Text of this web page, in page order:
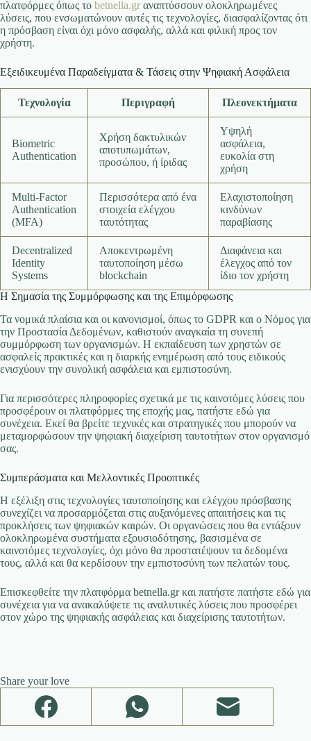
πλατφόρμες όπως το betnella.gr αναπτύσσουν ολοκληρωμένες
λύσεις, που ενσωματώνουν αυτές τις τεχνολογίες, διασφαλίζοντας ότι
η πρόσβαση είναι όχι μόνο ασφαλής, αλλά και φιλική προς τον
χρήστη.
Εξειδικευμένα Παραδείγματα & Τάσεις στην Ψηφιακή Ασφάλεια
Τεχνολογία Περιγραφή Πλεονεκτήματα
Biometric
Authentication
Χρήση δακτυλικών
αποτυπωμάτων,
προσώπου, ή ίριδας
Υψηλή
ασφάλεια,
ευκολία στη
χρήση
Multi-Factor
Authentication
(MFA)
Περισσότερα από ένα
στοιχεία ελέγχου
ταυτότητας
Ελαχιστοποίηση
κινδύνων
παραβίασης
Decentralized
Identity
Systems
Αποκεντρωμένη
ταυτοποίηση μέσω
blockchain
Διαφάνεια και
έλεγχος από τον
ίδιο τον χρήστη
Η Σημασία της Συμμόρφωσης και της Επιμόρφωσης
Τα νομικά πλαίσια και οι κανονισμοί, όπως το GDPR και ο Νόμος για
την Προστασία Δεδομένων, καθιστούν αναγκαία τη συνεπή
συμμόρφωση των οργανισμών. Η εκπαίδευση των χρηστών σε
ασφαλείς πρακτικές και η διαρκής ενημέρωση από τους ειδικούς
ενισχύουν την συνολική ασφάλεια και εμπιστοσύνη.
Για περισσότερες πληροφορίες σχετικά με τις καινοτόμες λύσεις που
προσφέρουν οι πλατφόρμες της εποχής μας, πατήστε εδώ για
συνέχεια. Εκεί θα βρείτε τεχνικές και στρατηγικές που μπορούν να
μεταμορφώσουν την ψηφιακή διαχείριση ταυτοτήτων στον οργανισμό
σας.
Συμπεράσματα και Μελλοντικές Προοπτικές
Η εξέλιξη στις τεχνολογίες ταυτοποίησης και ελέγχου πρόσβασης
συνεχίζει να προσαρμόζεται στις αυξανόμενες απαιτήσεις και τις
προκλήσεις των ψηφιακών καιρών. Οι οργανώσεις που θα εντάξουν
ολοκληρωμένα συστήματα εξουσιοδότησης, βασισμένα σε
καινοτόμες τεχνολογίες, όχι μόνο θα προστατέψουν τα δεδομένα
τους, αλλά και θα κερδίσουν την εμπιστοσύνη των πελατών τους.
Επισκεφθείτε την πλατφόρμα betnella.gr και πατήστε πατήστε εδώ για
συνέχεια για να ανακαλύψετε τις αναλυτικές λύσεις που προσφέρει
στον χώρο της ψηφιακής ασφάλειας και διαχείρισης ταυτοτήτων.
Share your love